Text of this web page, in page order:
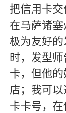
把信用卡
在马萨诸
极为友好
时，发型
卡，但他
店；我可
卡卡号，